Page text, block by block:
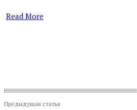
Read More
Предыдущая статья